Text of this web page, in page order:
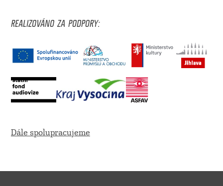
REALIZOVÁNO ZA PODPORY:
Dále spolupracujeme